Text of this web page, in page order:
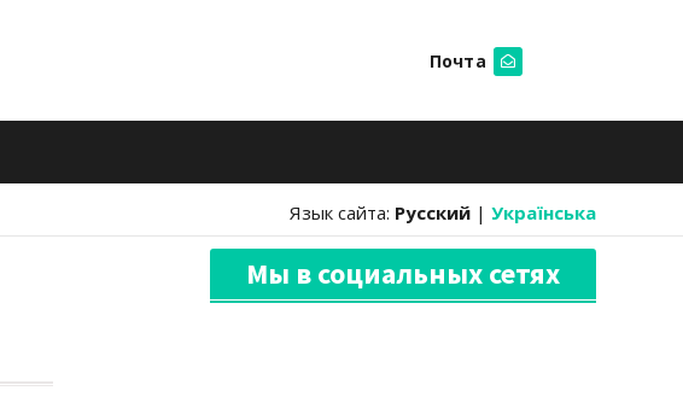
Почта
Язык сайта: Русский | Українська
Мы в социальных сетях